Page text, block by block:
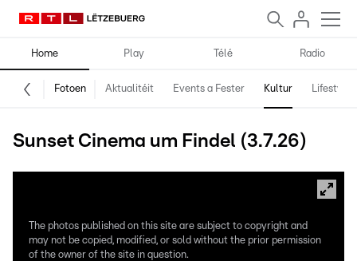
Home Play Télé Radio
Fotoen Aktualitéit Events a Fester Kultur Lifestyle
Sunset Cinema um Findel (3.7.26)
The photos published on this site are subject to copyright and
may not be copied, modified, or sold without the prior permission
of the owner of the site in question.